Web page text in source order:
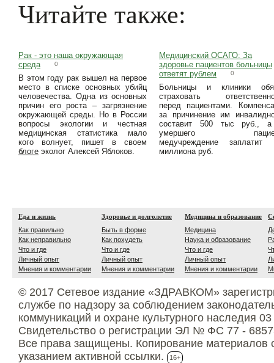
Читайте также:
Рак - это наша окружающая
среда
0
В этом году рак вышел на первое
место в списке основных убийц
человечества. Одна из основных
причин его роста – загрязнение
окружающей среды. Но в России
вопросы экологии и честная
медицинская статистика мало
кого волнует, пишет в своем
блоге эколог Алексей Яблоков.
Медицинский ОСАГО: За
здоровье пациентов больницы
ответят рублем
0
Больницы и клиники
страховать
перед пациентами.
за причинение им
составит 500 тыс руб.,
умершего
медучреждение заплатит
миллиона руб.
Еда и жизнь
Как правильно
Как неправильно
Что и где
Личный опыт
Мнения и комментарии
Здоровье и долголетие
Быть в форме
Как похудеть
Что и где
Личный опыт
Мнения и комментарии
Медицина и образование
Медицина
Наука и образование
Что и где
Личный опыт
Мнения и комментарии
© 2017 Сетевое издание «ЗДРАВКОМ»
службе по надзору за соблюдением
коммуникаций и охране культурного наследия
Свидетельство о регистрации ЭЛ № ФС 77 -
Все права защищены. Копирование материалов
указанием активной ссылки.
16+